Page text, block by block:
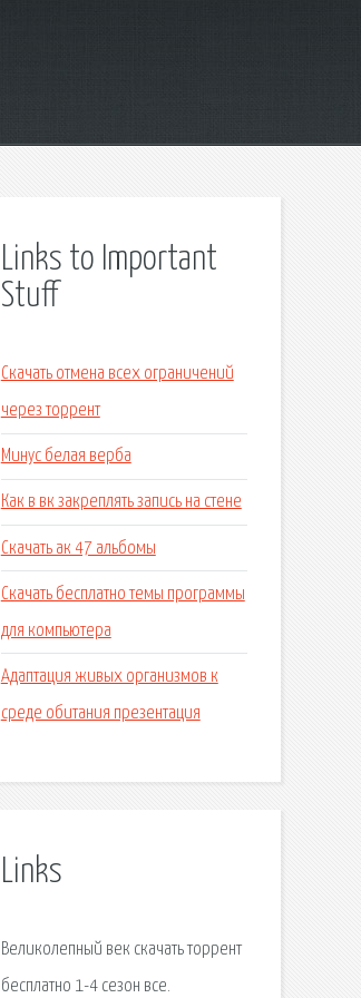
Links to Important
Stuff
Скачать отмена всех ограничений
через торрент
Минус белая верба
Как в вк закреплять запись на стене
Скачать ак 47 альбомы
Скачать бесплатно темы программы
для компьютера
Адаптация живых организмов к
среде обитания презентация
Links
Великолепный век скачать торрент
бесплатно 1-4 сезон все.